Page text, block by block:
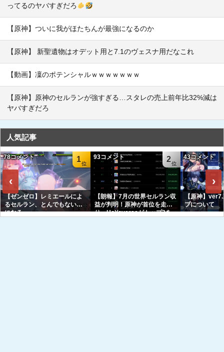
ってるのヤバすぎだろ
【原神】ついに我がほたちんが最強になるのか
【原神】 新聖遺物はオデット用と7.1のヴェスナ用だなこれ
【動画】凜のポテンシャルｗｗｗｗｗｗｗ
【原神】原神のセルランが強すぎる…スタレの売上前年比32%減は
ヤバすぎだろ
人気記事
‹
1
78コメント
【ゼンゼロ】レミエールによ
るセルラン、とんでもない事
になる
2
93コメント
【朗報】7月の世界セルラン収
益が判明！原神が首位を走
り、HoYoverseがトップ3を
43コメント
【原神】
プについて
›